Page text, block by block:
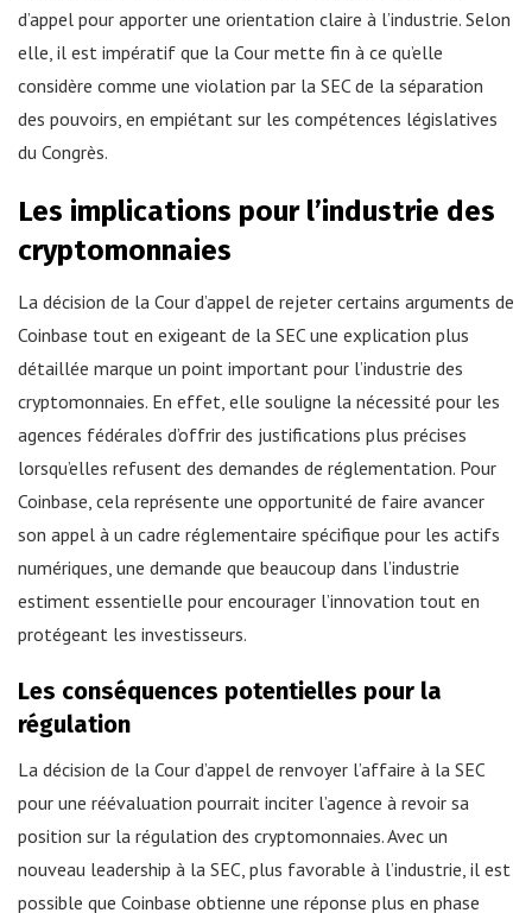
d’appel pour apporter une orientation claire à l’industrie. Selon
elle, il est impératif que la Cour mette fin à ce qu’elle
considère comme une violation par la SEC de la séparation
des pouvoirs, en empiétant sur les compétences législatives
du Congrès.
Les implications pour l’industrie des
cryptomonnaies
La décision de la Cour d’appel de rejeter certains arguments de
Coinbase tout en exigeant de la SEC une explication plus
détaillée marque un point important pour l’industrie des
cryptomonnaies. En effet, elle souligne la nécessité pour les
agences fédérales d’offrir des justifications plus précises
lorsqu’elles refusent des demandes de réglementation. Pour
Coinbase, cela représente une opportunité de faire avancer
son appel à un cadre réglementaire spécifique pour les actifs
numériques, une demande que beaucoup dans l’industrie
estiment essentielle pour encourager l’innovation tout en
protégeant les investisseurs.
Les conséquences potentielles pour la
régulation
La décision de la Cour d’appel de renvoyer l’affaire à la SEC
pour une réévaluation pourrait inciter l’agence à revoir sa
position sur la régulation des cryptomonnaies. Avec un
nouveau leadership à la SEC, plus favorable à l’industrie, il est
possible que Coinbase obtienne une réponse plus en phase